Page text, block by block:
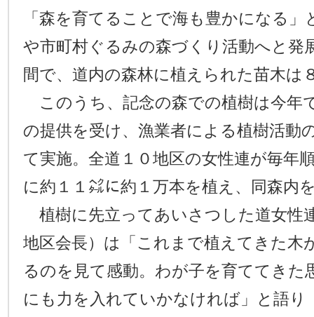
「森を育てることで海も豊かになる
や市町村ぐるみの森づくり活動へと発
間で、道内の森林に植えられた苗木は
このうち、記念の森での植樹は今年
の提供を受け、漁業者による植樹活動
て実施。全道１０地区の女性連が毎年
に約１１㌶に約１万本を植え、同森内
植樹に先立ってあいさつした道女性
地区会長）は「これまで植えてきた木
るのを見て感動。わが子を育ててきた
にも力を入れていかなければ」と語り